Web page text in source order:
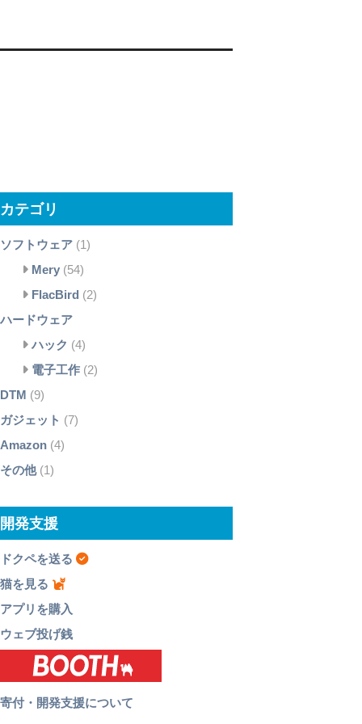
カテゴリ
ソフトウェア(1)
Mery (54)
FlacBird (2)
ハードウェア
ハック (4)
電子工作 (2)
DTM (9)
ガジェット (7)
Amazon(4)
その他(1)
開発支援
ドクペを送る
猫を見る
アプリを購入
ウェブ投げ銭
寄付・開発支援について